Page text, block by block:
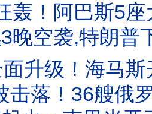
阿巴斯5座大桥炸成
朗普下令狠打，伊朗电网
海马斯开火，F35猛轰伊
36艘俄罗斯船只沉没黑